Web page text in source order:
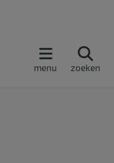
menu zoeken